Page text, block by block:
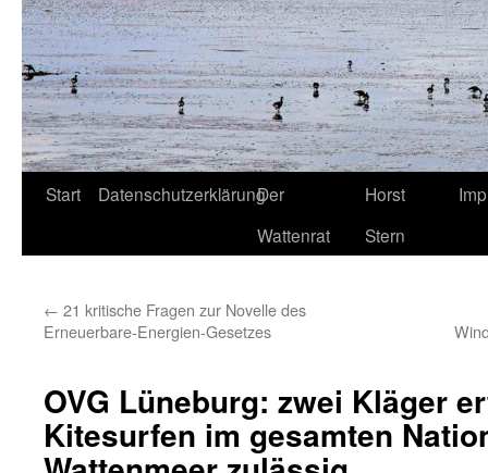
Start DatenschutzerklärungDer
Wattenrat
Horst
Stern
← 21 kritische Fragen zur Novelle des
Erneuerbare-Energien-Gesetzes
OVG Lüneburg: zwei Kläger
Kitesurfen im gesamten